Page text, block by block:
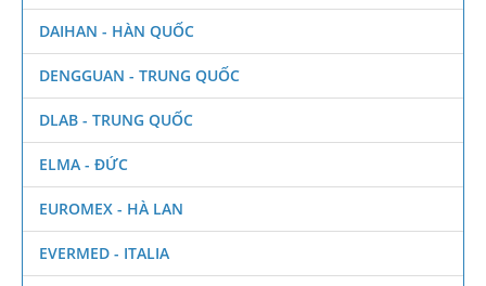
DAIHAN - HÀN QUỐC
DENGGUAN - TRUNG QUỐC
DLAB - TRUNG QUỐC
ELMA - ĐỨC
EUROMEX - HÀ LAN
EVERMED - ITALIA